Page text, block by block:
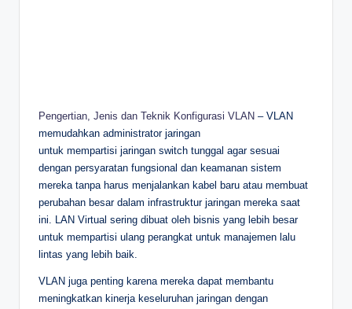
Pengertian, Jenis dan Teknik Konfigurasi VLAN – VLAN
memudahkan administrator jaringan
untuk mempartisi jaringan switch tunggal agar sesuai
dengan persyaratan fungsional dan keamanan sistem
mereka tanpa harus menjalankan kabel baru atau membuat
perubahan besar dalam infrastruktur jaringan mereka saat
ini. LAN Virtual sering dibuat oleh bisnis yang lebih besar
untuk mempartisi ulang perangkat untuk manajemen lalu
lintas yang lebih baik.
VLAN juga penting karena mereka dapat membantu
meningkatkan kinerja keseluruhan jaringan dengan